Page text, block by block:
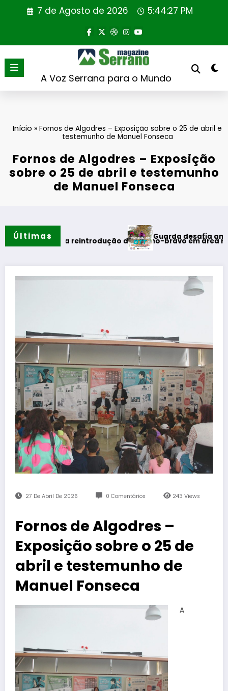
7 de Agosto de 2026 5:44:28 PM
A Voz Serrana para o Mundo
Início »Fornos de Algodres – Exposição sobre o 25 de abril e
testemunho de Manuel Fonseca
Fornos de Algodres – Exposição
sobre o 25 de abril e testemunho
de Manuel Fonseca
Últimas
reintrodução de coelho-bravo em área rewilding
Guarda desafia amantes do
27 De Abril De 2026 0 Comentários 243Views
Fornos de Algodres –
Exposição sobre o 25 de
abril e testemunho de
Manuel Fonseca
A